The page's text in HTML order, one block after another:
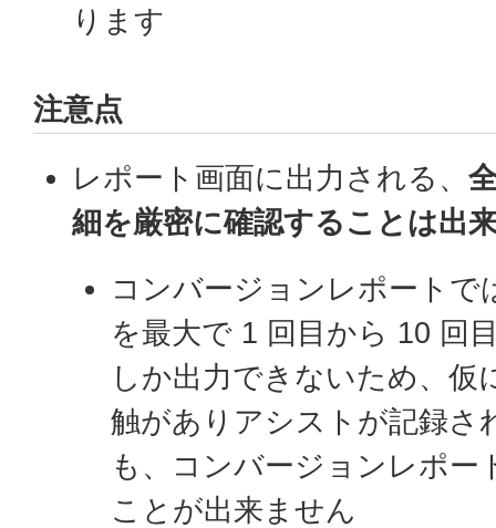
ります
注意点
レポート画面に出力される、
細を厳密に確認することは出
コンバージョンレポートで
を最大で 1 回目から 10 回
しか出力できないため、仮
触がありアシストが記録さ
も、コンバージョンレポー
ことが出来ません